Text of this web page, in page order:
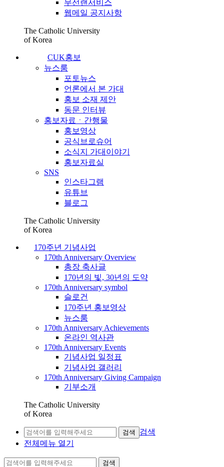
무선랜서비스
웹메일 공지사항
The Catholic University
of Korea
CUK홍보
뉴스룸
포토뉴스
언론에서 본 가대
홍보 소재 제안
동문 인터뷰
홍보자료ㆍ간행물
홍보영상
공식브로슈어
소식지 가대이야기
홍보자료실
SNS
인스타그램
유튜브
블로그
The Catholic University
of Korea
170주년 기념사업
170th Anniversary Overview
총장 축사글
170년의 빛, 30년의 도약
170th Anniversary symbol
슬로건
170주년 홍보영상
뉴스룸
170th Anniversary Achievements
온라인 역사관
170th Anniversary Events
기념사업 일정표
기념사업 갤러리
170th Anniversary Giving Campaign
기부소개
The Catholic University
of Korea
검색
검색
전체메뉴 열기
검색